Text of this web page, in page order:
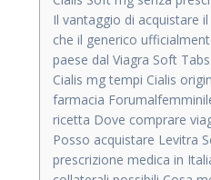
Il vantaggio di acquistare
che il generico
paese dal Viagra Soft
Cialis mg tempi Cialis
farmacia
ricetta Dove comprare
Posso acquistare Levitra
prescrizione medica in